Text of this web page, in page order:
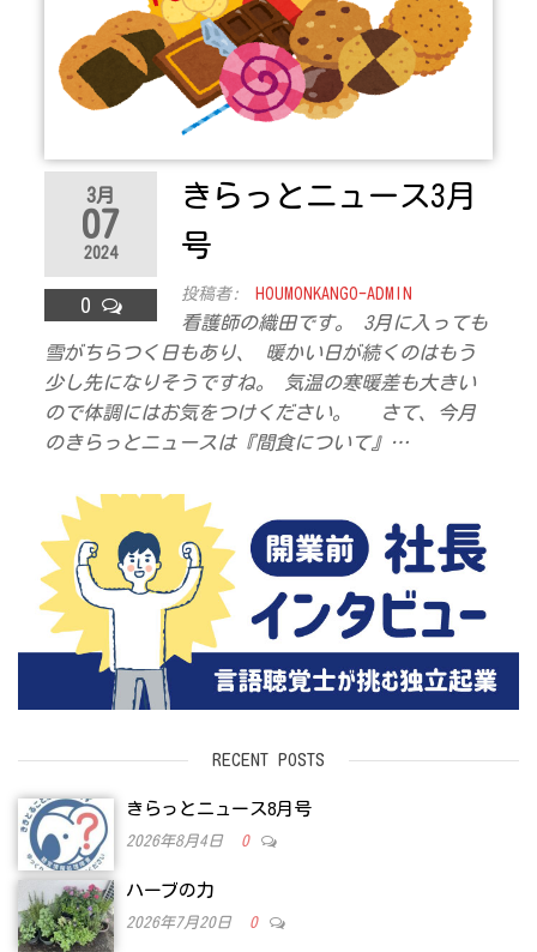
3月
07
2024
0
きらっとニュース3月
号
投稿者: HOUMONKANGO-ADMIN
看護師の織田です。 3月に入っても
雪がちらつく日もあり、 暖かい日が続くのはもう
少し先になりそうですね。 気温の寒暖差も大きい
ので体調にはお気をつけください。 さて、今月
のきらっとニュースは『間食について』…
RECENT POSTS
きらっとニュース8月号
2026年8月4日 0
ハーブの力
2026年7月20日 0